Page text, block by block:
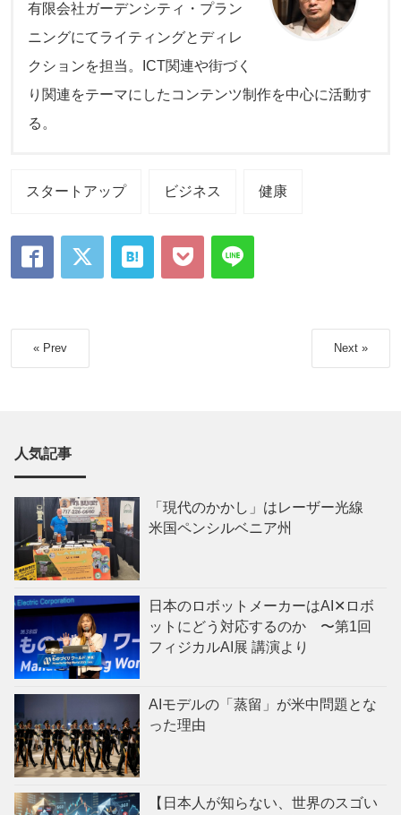
有限会社ガーデンシティ・プラン
ニングにてライティングとディレ
クションを担当。ICT関連や街づく
り関連をテーマにしたコンテンツ制作を中心に活動す
る。
スタートアップ ビジネス 健康
« Prev Next »
人気記事
「現代のかかし」はレーザー光線
米国ペンシルベニア州
日本のロボットメーカーはAI✕ロボ
ットにどう対応するのか 〜第1回
フィジカルAI展 講演より
AIモデルの「蒸留」が米中問題とな
った理由
【日本人が知らない、世界のスゴい